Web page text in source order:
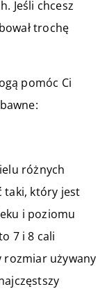
Jeśli chcesz
trochę
pomóc Ci
różnych
taki, który jest
i poziomu
7 i 8 cali
rozmiar używany